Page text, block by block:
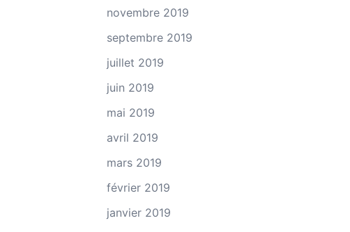
novembre 2019
septembre 2019
juillet 2019
juin 2019
mai 2019
avril 2019
mars 2019
février 2019
janvier 2019